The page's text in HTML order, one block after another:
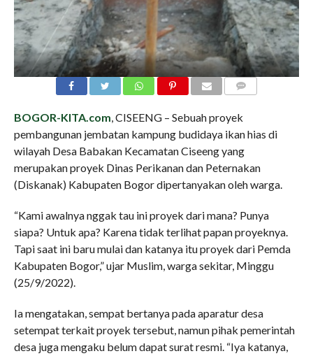
BOGOR-KITA.com, CISEENG – Sebuah proyek
pembangunan jembatan kampung budidaya ikan hias di
wilayah Desa Babakan Kecamatan Ciseeng yang
merupakan proyek Dinas Perikanan dan Peternakan
(Diskanak) Kabupaten Bogor dipertanyakan oleh warga.
“Kami awalnya nggak tau ini proyek dari mana? Punya
siapa? Untuk apa? Karena tidak terlihat papan proyeknya.
Tapi saat ini baru mulai dan katanya itu proyek dari Pemda
Kabupaten Bogor,” ujar Muslim, warga sekitar, Minggu
(25/9/2022).
Ia mengatakan, sempat bertanya pada aparatur desa
setempat terkait proyek tersebut, namun pihak pemerintah
desa juga mengaku belum dapat surat resmi. “Iya katanya,